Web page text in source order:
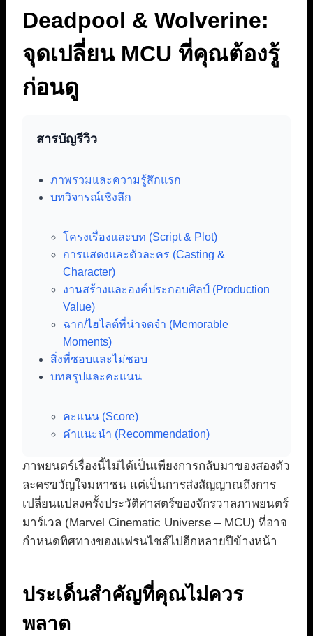
Deadpool & Wolverine:
จุดเปลี่ยน MCU ที่คุณต้องรู้
ก่อนดู
สารบัญรีวิว
ภาพรวมและความรู้สึกแรก
บทวิจารณ์เชิงลึก
โครงเรื่องและบท (Script & Plot)
การแสดงและตัวละคร (Casting &
Character)
งานสร้างและองค์ประกอบศิลป์ (Production
Value)
ฉาก/ไฮไลต์ที่น่าจดจำ (Memorable
Moments)
สิ่งที่ชอบและไม่ชอบ
บทสรุปและคะแนน
คะแนน (Score)
คำแนะนำ (Recommendation)
ภาพยนตร์เรื่องนี้ไม่ได้เป็นเพียงการกลับมาของสองตัว
ละครขวัญใจมหาชน แต่เป็นการส่งสัญญาณถึงการ
เปลี่ยนแปลงครั้งประวัติศาสตร์ของจักรวาลภาพยนตร์
มาร์เวล (Marvel Cinematic Universe – MCU) ที่อาจ
กำหนดทิศทางของแฟรนไชส์ไปอีกหลายปีข้างหน้า
ประเด็นสำคัญที่คุณไม่ควร
พลาด